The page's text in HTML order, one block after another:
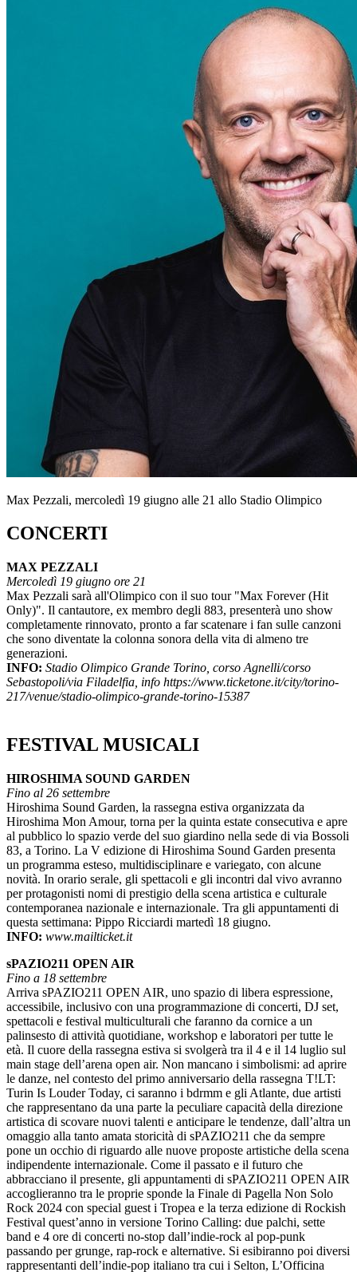
Max Pezzali, mercoledì 19 giugno alle 21 allo Stadio Olimpico
CONCERTI
MAX PEZZALI
Mercoledì 19 giugno ore 21
Max Pezzali sarà all'Olimpico con il suo tour "Max Forever (Hit
Only)". Il cantautore, ex membro degli 883, presenterà uno show
completamente rinnovato, pronto a far scatenare i fan sulle canzoni
che sono diventate la colonna sonora della vita di almeno tre
generazioni.
INFO: Stadio Olimpico Grande Torino, corso Agnelli/corso
Sebastopoli/via Filadelfia, info https://www.ticketone.it/city/torino-
217/venue/stadio-olimpico-grande-torino-15387
FESTIVAL MUSICALI
HIROSHIMA SOUND GARDEN
Fino al 26 settembre
Hiroshima Sound Garden, la rassegna estiva organizzata da
Hiroshima Mon Amour, torna per la quinta estate consecutiva e apre
al pubblico lo spazio verde del suo giardino nella sede di via Bossoli
83, a Torino. La V edizione di Hiroshima Sound Garden presenta
un programma esteso, multidisciplinare e variegato, con alcune
novità. In orario serale, gli spettacoli e gli incontri dal vivo avranno
per protagonisti nomi di prestigio della scena artistica e culturale
contemporanea nazionale e internazionale. Tra gli appuntamenti di
questa settimana: Pippo Ricciardi martedì 18 giugno.
INFO: www.mailticket.it
sPAZIO211 OPEN AIR
Fino a 18 settembre
Arriva sPAZIO211 OPEN AIR, uno spazio di libera espressione,
accessibile, inclusivo con una programmazione di concerti, DJ set,
spettacoli e festival multiculturali che faranno da cornice a un
palinsesto di attività quotidiane, workshop e laboratori per tutte le
età. Il cuore della rassegna estiva si svolgerà tra il 4 e il 14 luglio sul
main stage dell’arena open air. Non mancano i simbolismi: ad aprire
le danze, nel contesto del primo anniversario della rassegna T!LT:
Turin Is Louder Today, ci saranno i bdrmm e gli Atlante, due artisti
che rappresentano da una parte la peculiare capacità della direzione
artistica di scovare nuovi talenti e anticipare le tendenze, dall’altra un
omaggio alla tanto amata storicità di sPAZIO211 che da sempre
pone un occhio di riguardo alle nuove proposte artistiche della scena
indipendente internazionale. Come il passato e il futuro che
abbracciano il presente, gli appuntamenti di sPAZIO211 OPEN AIR
accoglieranno tra le proprie sponde la Finale di Pagella Non Solo
Rock 2024 con special guest i Tropea e la terza edizione di Rockish
Festival quest’anno in versione Torino Calling: due palchi, sette
band e 4 ore di concerti no-stop dall’indie-rock al pop-punk
passando per grunge, rap-rock e alternative. Si esibiranno poi diversi
rappresentanti dell’indie-pop italiano tra cui i Selton, L’Officina